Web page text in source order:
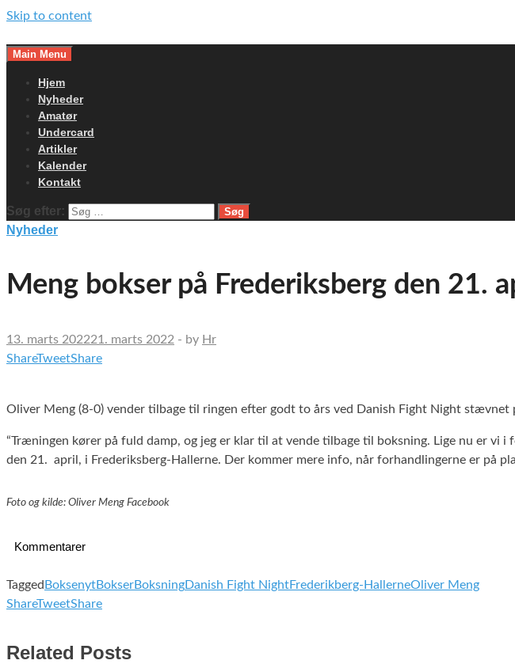
Skip to content
Main Menu
Hjem
Nyheder
Amatør
Undercard
Artikler
Kalender
Kontakt
Søg efter:
Nyheder
Meng bokser på Frederiksberg den 21.
13. marts 202221. marts 2022 - by Hr
ShareTweetShare
Oliver Meng (8-0) vender tilbage til ringen efter godt to års ved Danish Fight Night stævnet
“Træningen kører på fuld damp, og jeg er klar til at vende tilbage til boksning. Lige nu er vi i
den 21. april, i Frederiksberg-Hallerne. Der kommer mere info, når forhandlingerne er på
Foto og kilde: Oliver Meng Facebook
Kommentarer
Tagged BoksenytBokserBoksningDanish Fight NightFrederikberg-HallerneOliver Meng
ShareTweetShare
Related Posts